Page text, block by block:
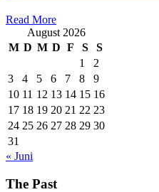
Read More
August 2026
M D M D F S
S
1
2
3
4 5 6 7 8
9
10 11 12 13 14 15 16
17 18 19 20 21 22 23
24 25 26 27 28 29 30
31
« Juni
The Past